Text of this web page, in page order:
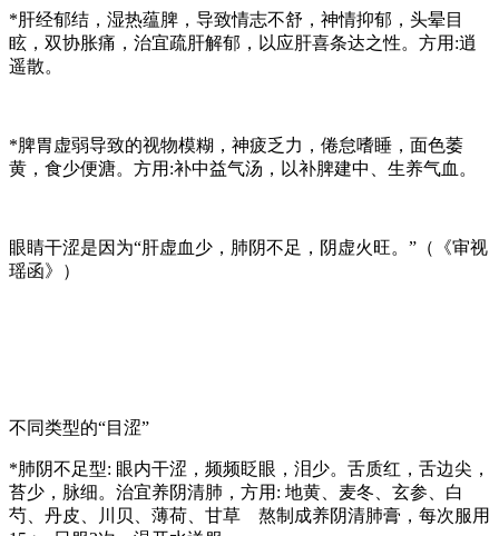
*肝经郁结 ，湿热蕴脾，导致情志不舒，神情抑郁，头晕目
眩，双协胀痛，治宜疏肝解郁，以应肝喜条达之性。方用:逍
遥散。
*脾胃虚弱导致的视物模糊，神疲乏力，倦怠嗜睡，面色萎
黄，食少便溏。方用:补中益气汤，以补脾建中、生养气血。
眼睛干涩是因为“肝虚血少，肺阴不足，阴虚火旺。”（《审视
瑶函》）
不同类型的“目涩”
*肺阴不足型: 眼内干涩，频频眨眼，泪少。舌质红，舌边尖，
苔少，脉细。治宜养阴清肺，方用: 地黄、麦冬、玄参、白
芍、丹皮、川贝、薄荷、甘草 熬制成养阴清肺膏，每次服用